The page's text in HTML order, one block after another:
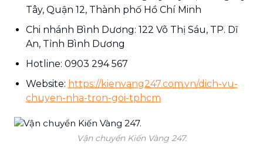
Tây, Quận 12, Thành phố Hồ Chí Minh
Chi nhánh Bình Dương: 122 Võ Thị Sáu, TP. Dĩ
An, Tỉnh Bình Dương
Hotline: 0903 294 567
Website: https://kienvang247.com.vn/dich-vu-
chuyen-nha-tron-goi-tphcm
Vận chuyển Kiến Vàng 247.